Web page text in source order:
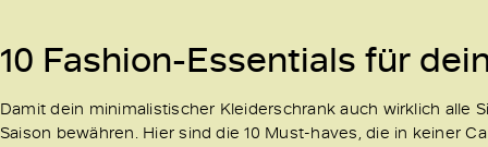
10 Fashion-Essentials für
Damit dein minimalistischer Kleiderschrank auch wirklich alle
Saison bewähren. Hier sind die 10 Must-haves, die in keiner